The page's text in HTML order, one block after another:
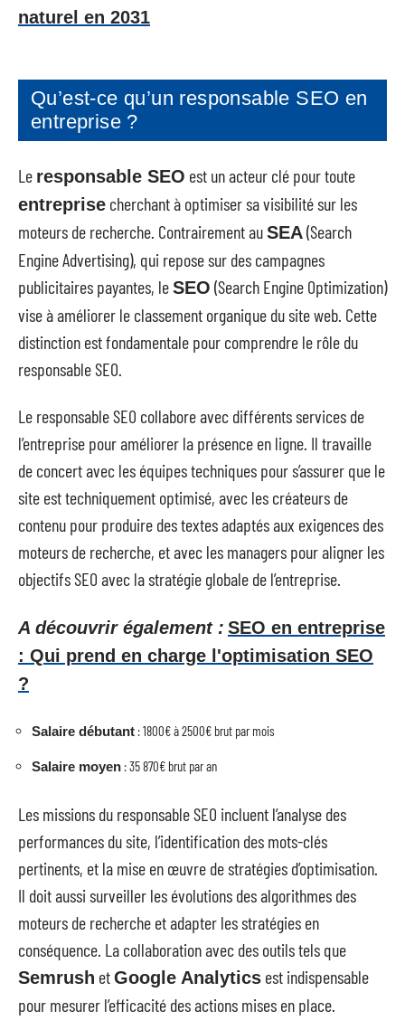
naturel en 2031
Qu’est-ce qu’un responsable SEO en
entreprise ?
Le responsable SEO est un acteur clé pour toute
entreprise cherchant à optimiser sa visibilité sur les
moteurs de recherche. Contrairement auSEA(Search
Engine Advertising), qui repose sur des campagnes
publicitaires payantes, leSEO (Search Engine Optimization)
vise à améliorer le classement organique du site web. Cette
distinction est fondamentale pour comprendre le rôle du
responsable SEO.
Le responsable SEO collabore avec différents services de
l’entreprise pour améliorer la présence en ligne. Il travaille
de concert avec les équipes techniques pour s’assurer que le
site est techniquement optimisé, avec les créateurs de
contenu pour produire des textes adaptés aux exigences des
moteurs de recherche, et avec les managers pour aligner les
objectifs SEO avec la stratégie globale de l’entreprise.
A découvrir également : SEO en entreprise
: Qui prend en charge l'optimisation SEO
?
Salaire débutant : 1800€ à 2500€ brut par mois
Salaire moyen : 35 870€ brut par an
Les missions du responsable SEO incluent l’analyse des
performances du site, l’identification des mots-clés
pertinents, et la mise en œuvre de stratégies d’optimisation.
Il doit aussi surveiller les évolutions des algorithmes des
moteurs de recherche et adapter les stratégies en
conséquence. La collaboration avec des outils tels que
Semrush etGoogle Analytics est indispensable
pour mesurer l’efficacité des actions mises en place.